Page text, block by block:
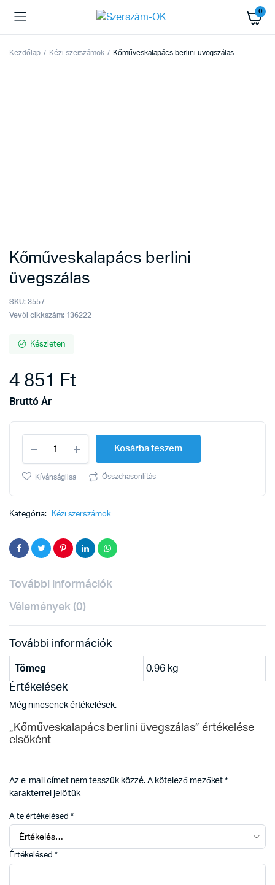
0
Kezdőlap Kézi szerszámok Kőműveskalapács berlini üvegszálas
Kőműveskalapács berlini
üvegszálas
SKU: 3557
Vevői cikkszám: 136222
Készleten
4 851 Ft
Bruttó Ár
berlini
üvegszálas
quantity
Kosárba teszem
Kívánságlisa Összehasonlítás
Kategória: Kézi szerszámok
További információk
Vélemények (0)
További információk
Tömeg 0.96 kg
Értékelések
Még nincsenek értékelések.
„Kőműveskalapács berlini üvegszálas” értékelése
elsőként
Az e-mail címet nem tesszük közzé. A kötelező mezőket*
karakterrel jelöltük
A te értékelésed *
Értékelésed *